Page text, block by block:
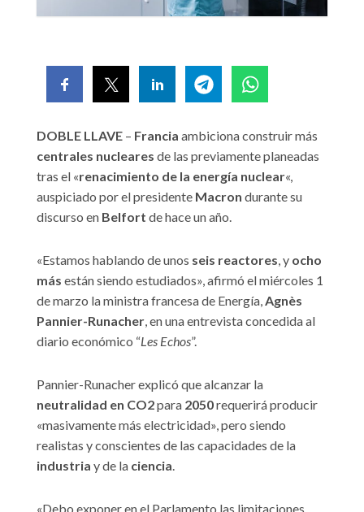
DOBLE LLAVE – Francia ambiciona construir más
centrales nucleares de las previamente planeadas
tras el «renacimiento de la energía nuclear«,
auspiciado por el presidente Macron durante su
discurso en Belfort de hace un año.
«Estamos hablando de unos seis reactores, y ocho
más están siendo estudiados», afirmó el miércoles 1
de marzo la ministra francesa de Energía,Agnès
Pannier-Runacher, en una entrevista concedida al
diario económico “Les Echos”.
Pannier-Runacher explicó que alcanzar la
neutralidad en CO2para 2050requerirá producir
«masivamente más electricidad», pero siendo
realistas y conscientes de las capacidades de la
industria y de la ciencia.
«Debo exponer en el Parlamento las limitaciones